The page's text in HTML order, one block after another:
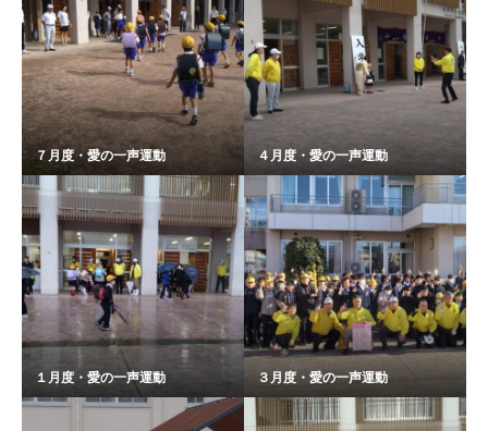
７月度・愛の一声運動 ４月度・愛の一声運動
１月度・愛の一声運動 ３月度・愛の一声運動